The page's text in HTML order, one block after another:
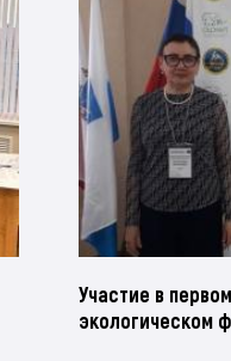
Участие в
экологическом